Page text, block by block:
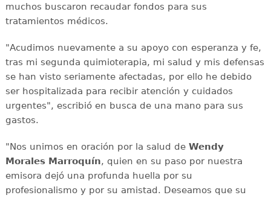
muchos buscaron recaudar fondos para sus
tratamientos médicos.
"Acudimos nuevamente a su apoyo con esperanza y fe,
tras mi segunda quimioterapia, mi salud y mis defensas
se han visto seriamente afectadas, por ello he debido
ser hospitalizada para recibir atención y cuidados
urgentes", escribió en busca de una mano para sus
gastos.
"Nos unimos en oración por la salud de Wendy
Morales Marroquín, quien en su paso por nuestra
emisora dejó una profunda huella por su
profesionalismo y por su amistad. Deseamos que su